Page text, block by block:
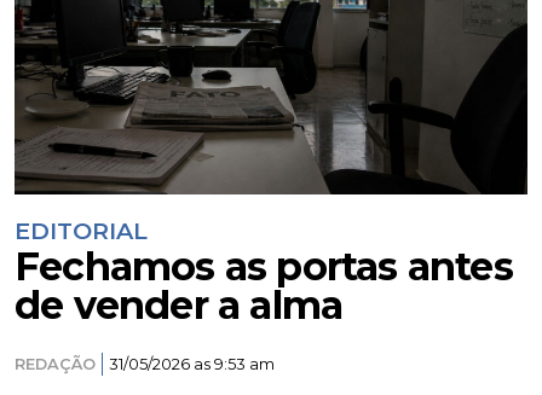
EDITORIAL
Fechamos as portas antes
de vender a alma
REDAÇÃO 31/05/2026 as 9:53 am